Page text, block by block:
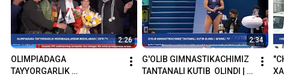
2:26
OLIMPIADAGA
TAYYORGARLIK
2:34
G'OLIB GIMNASTIKACHIMIZ
TANTANALI KUTIB  OLINDI |